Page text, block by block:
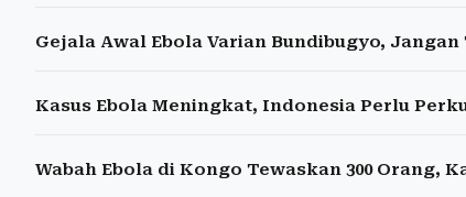
Gejala Awal Ebola Varian Bundibugyo,
Kasus Ebola Meningkat, Indonesia Perlu
Wabah Ebola di Kongo Tewaskan 300 Orang,